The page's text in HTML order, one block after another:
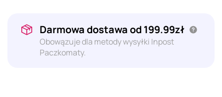
Darmowa dostawa od 199.99zł
Obowązuje dla metody wysyłki Inpost
Paczkomaty.